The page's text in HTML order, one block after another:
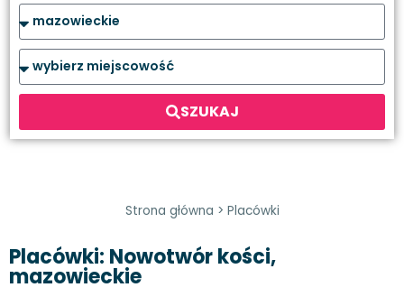
SZUKAJ
Strona główna > Placówki
Placówki: Nowotwór kości,
mazowieckie